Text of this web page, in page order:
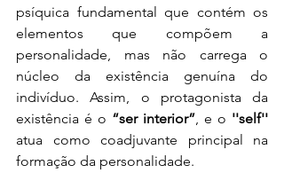
psíquica fundamental que contém os
elementos que compõem a
personalidade, mas não carrega o
núcleo da existência genuína do
indivíduo. Assim, o protagonista da
existência é o “ser interior” , e o ''self''
atua como coadjuvante principal na
formação da personalidade.